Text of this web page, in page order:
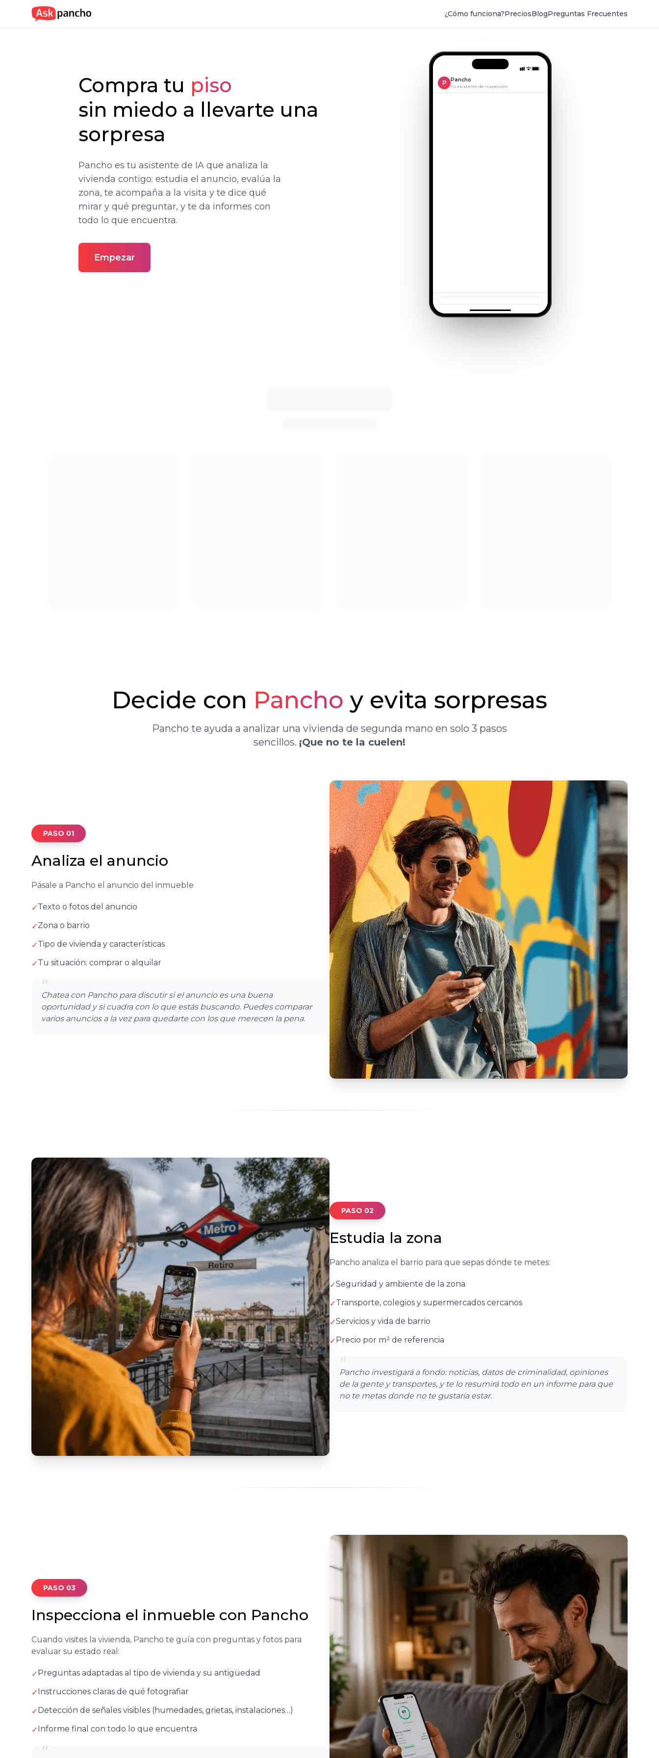
¿Cómo funciona?PreciosBlogPreguntas Frecuentes
Compra tu piso
sin miedo a llevarte una
sorpresa
Pancho es tu asistente de IA que analiza la
vivienda contigo: estudia el anuncio, evalúa la
zona, te acompaña a la visita y te dice qué
mirar y qué preguntar, y te da informes con
todo lo que encuentra.
Empezar
P Pancho
Tu asistente de inspección
Decide con Pancho y evita sorpresas
Pancho te ayuda a analizar una vivienda de segunda mano en solo 3 pasos
sencillos. ¡Que no te la cuelen!
PASO 01
Analiza el anuncio
Pásale a Pancho el anuncio del inmueble
✓Texto o fotos del anuncio
✓Zona o barrio
✓Tipo de vivienda y características
✓Tu situación: comprar o alquilar
"
Chatea con Pancho para discutir si el anuncio es una buena
oportunidad y si cuadra con lo que estás buscando. Puedes comparar
varios anuncios a la vez para quedarte con los que merecen la pena.
PASO 02
Estudia la zona
Pancho analiza el barrio para que sepas dónde te metes:
✓Seguridad y ambiente de la zona
✓Transporte, colegios y supermercados cercanos
✓Servicios y vida de barrio
✓Precio por m² de referencia
"
Pancho investigará a fondo: noticias, datos de criminalidad, opiniones
de la gente y transportes, y te lo resumirá todo en un informe para que
no te metas donde no te gustaría estar.
PASO 03
Inspecciona el inmueble con Pancho
Cuando visites la vivienda, Pancho te guía con preguntas y fotos para
evaluar su estado real:
✓Preguntas adaptadas al tipo de vivienda y su antigüedad
✓Instrucciones claras de qué fotografiar
✓Detección de señales visibles (humedades, grietas, instalaciones…)
✓Informe final con todo lo que encuentra
"